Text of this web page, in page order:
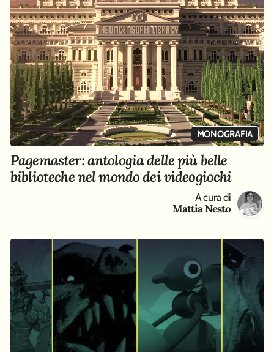
MONOGRAFIA
Pagemaster: antologia delle più belle
biblioteche nel mondo dei videogiochi
A cura di
Mattia Nesto